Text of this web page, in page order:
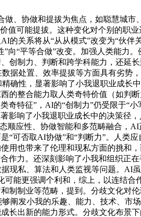
做、协做和提拔为焦点，如聪慧城市
可能提拔。这种变化对个别的职
关系将从“从从模式”改变为“伙伴
向“平等合做”改变。加强人类能力
创制力、判断和跨学科能力，还延
据处置、效率提拔等方面具有劣势
确性，显著影响了小我退职业成长
的整合能力取人类奇特价值（如判
特征”，AI的“创制力”仍受限于“
影响了小我退职业成长中的决策径
顺应性、协做智能和多范畴融合，
可否取AI协做”和“判断力”。人类
用也带来了伦理和现私方面的挑和
作力。还深刻影响了小我和组织正
现私、算法和人类监视等问题。AI
能更强调个利和，综上，以连结合
制制业等范畴，提到。分歧文化对
阐发小我的乐趣、能力、技术、市
长出新的能力形式。分歧文化布景